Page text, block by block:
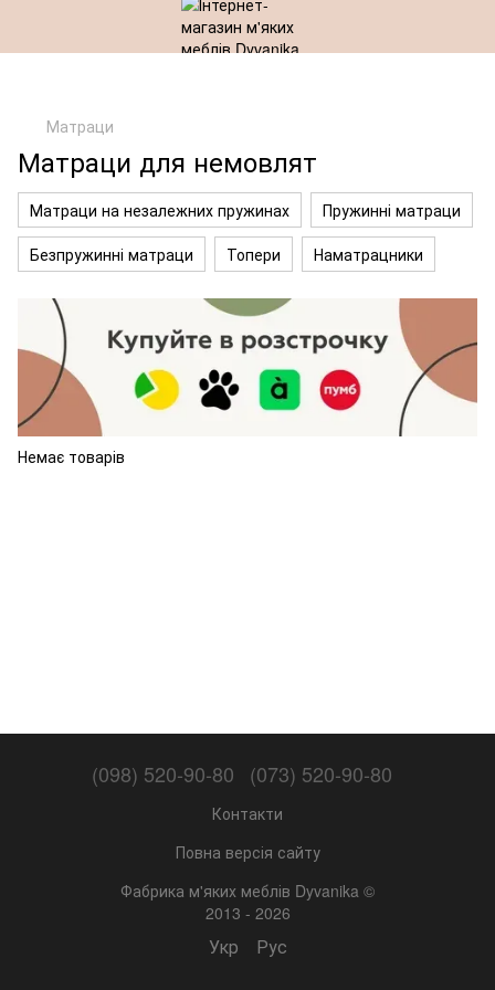
Матраци
Матраци для немовлят
Матраци на незалежних пружинах
Пружинні матраци
Безпружинні матраци
Топери Наматрацники
Немає товарів
(098) 520-90-80 (073) 520-90-80
Контакти
Повна версія сайту
Фабрика м'яких меблів Dyvanika ©
2013 - 2026
Укр Рус